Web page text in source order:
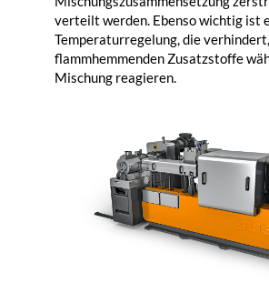
verteilt werden. Ebenso wichtig ist
Temperaturregelung, die
flammhemmenden Zusatzstoffe
Mischung reagieren.